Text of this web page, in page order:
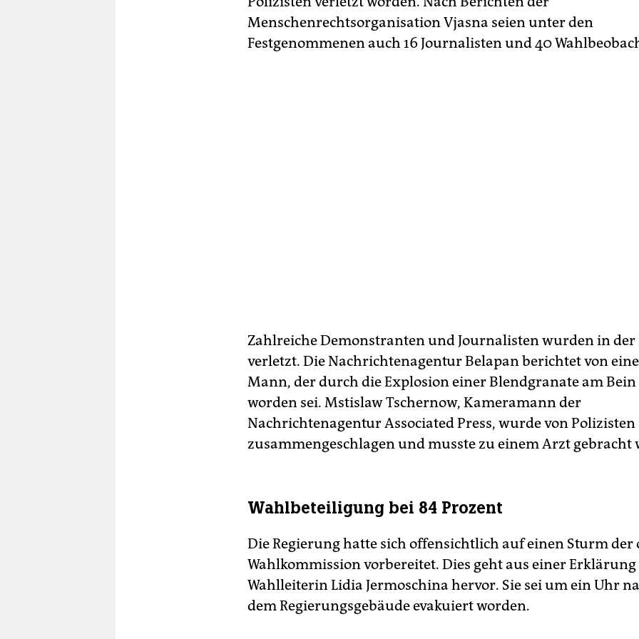
Menschenrechtsorganisation Vjasna seien unter den
Festgenommenen auch 16 Journalisten und 40
Zahlreiche Demonstranten und Journalisten wurden in der
verletzt. Die Nachrichtenagentur Belapan berichtet von
Mann, der durch die Explosion einer Blendgranate am
worden sei. Mstislaw Tschernow, Kameramann der
Nachrichtenagentur Associated Press, wurde von Polizisten
zusammengeschlagen und musste zu einem Arzt gebracht
Wahlbeteiligung bei 84 Prozent
Die Regierung hatte sich offensichtlich auf einen Sturm
Wahlkommission vorbereitet. Dies geht aus einer
Wahlleiterin Lidia Jermoschina hervor. Sie sei um ein Uhr
dem Regierungsgebäude evakuiert worden.